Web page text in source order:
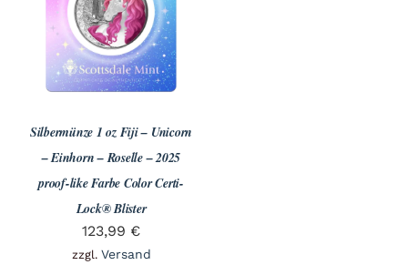
Silbermünze 1 oz Fiji – Unicorn
– Einhorn – Roselle – 2025
proof-like Farbe Color Certi-
Lock® Blister
123,99 €
zzgl. Versand